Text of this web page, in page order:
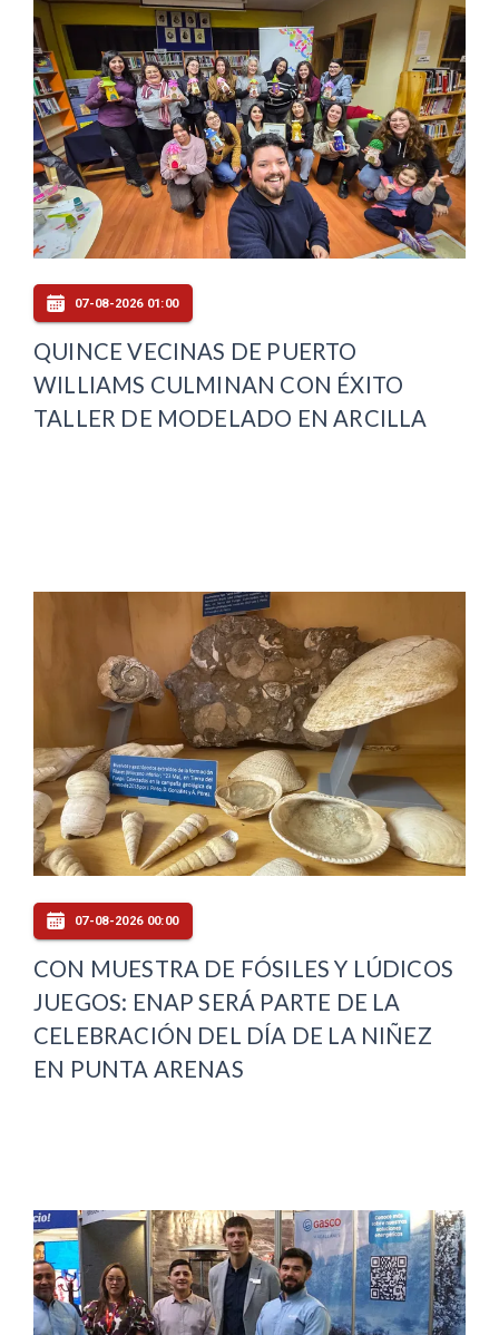
07-08-2026 01:00
QUINCE VECINAS DE PUERTO
WILLIAMS CULMINAN CON ÉXITO
TALLER DE MODELADO EN ARCILLA
07-08-2026 00:00
CON MUESTRA DE FÓSILES Y LÚDICOS
JUEGOS: ENAP SERÁ PARTE DE LA
CELEBRACIÓN DEL DÍA DE LA NIÑEZ
EN PUNTA ARENAS